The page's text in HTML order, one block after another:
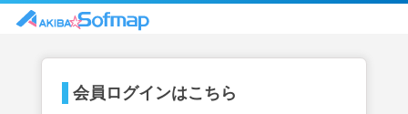
会員ログインはこちら